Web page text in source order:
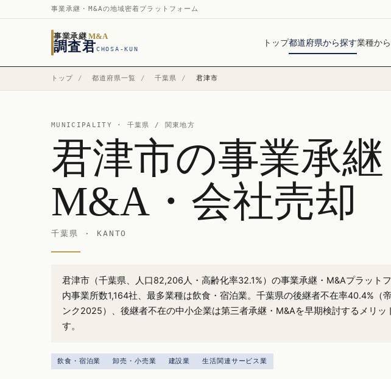
事業承継・M&Aの地域密着プラットフォーム
事業承継 M&A
調査君CHOSA-KUN
トップ都道府県から探す業種か
トップ / 都道府県一覧 / 千葉県 / 君津市
MUNICIPALITY · 千葉県 / 関東地方
君津市の事業承継
M&A・会社売却
千葉県 · KANTO
君津市（千葉県、人口82,206人・高齢化率32.1%）の事業承継・M&Aプラット
内事業所数1,164社、最多業種は飲食・宿泊業。千葉県の後継者不在率40.4%（
ンク2025）、後継者不在の中小企業は第三者承継・M&Aを早期検討するメリッ
す。
飲食・宿泊業 卸売・小売業 建設業 生活関連サービス業